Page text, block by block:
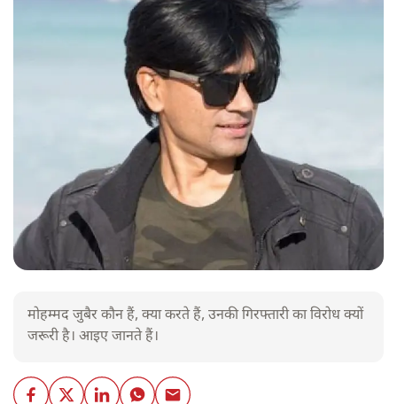
मोहम्मद जुबैर कौन हैं, क्या करते हैं, उनकी गिरफ्तारी का विरोध क्यों
जरूरी है। आइए जानते हैं।